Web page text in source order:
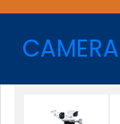
CAMERA